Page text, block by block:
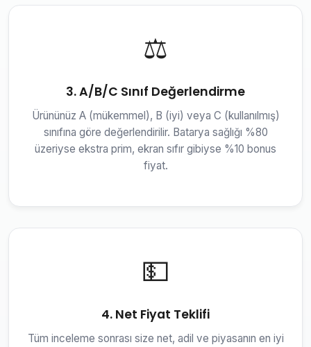
⚖️
3. A/B/C Sınıf Değerlendirme
Ürününüz A (mükemmel), B (iyi) veya C (kullanılmış)
sınıfına göre değerlendirilir. Batarya sağlığı %80
üzeriyse ekstra prim, ekran sıfır gibiyse %10 bonus
fiyat.
💵
4. Net Fiyat Teklifi
Tüm inceleme sonrası size net, adil ve piyasanın en iyi